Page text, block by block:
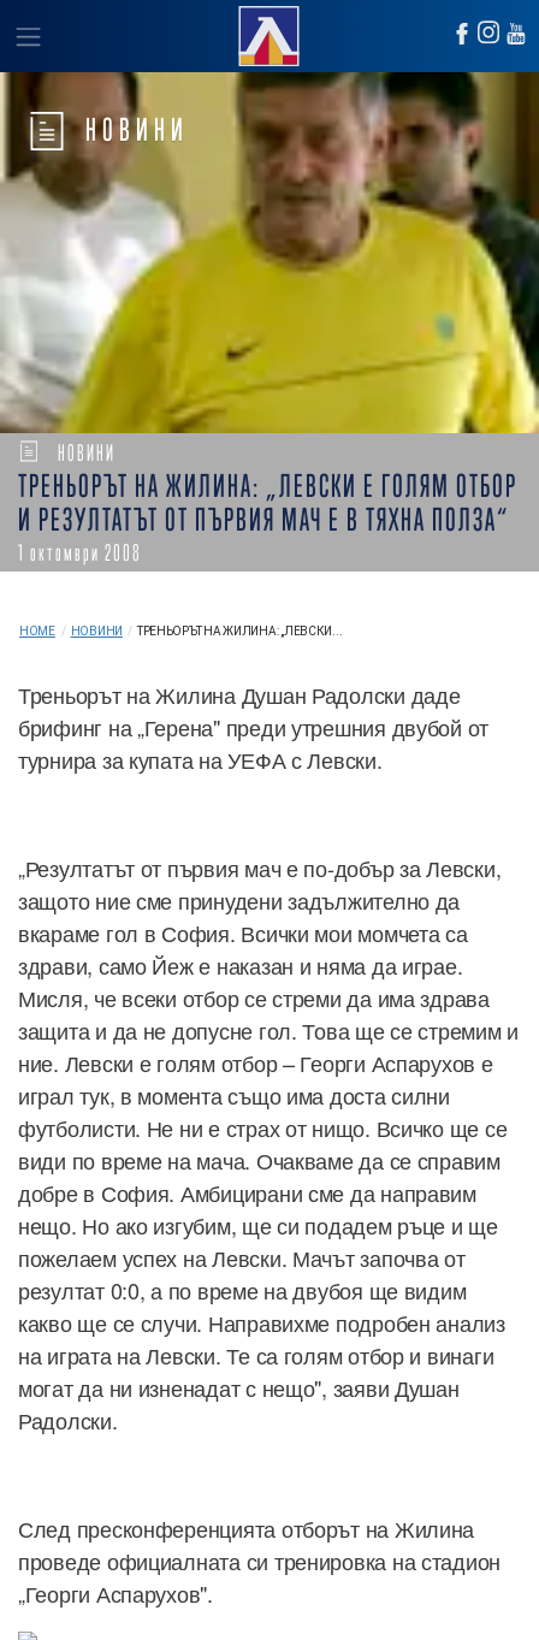
НОВИНИ
НОВИНИ
ТРЕНЬОРЪТ НА ЖИЛИНА: „ЛЕВСКИ Е ГОЛЯМ ОТБОР
И РЕЗУЛТАТЪТ ОТ ПЪРВИЯ МАЧ Е В ТЯХНА ПОЛЗА“
1 октомври 2008
HOME / НОВИНИ / ТРЕНЬОРЪТ НА ЖИЛИНА: „ЛЕВСКИ...
Треньорът на Жилина Душан Радолски даде
брифинг на „Герена" преди утрешния двубой от
турнира за купата на УЕФА с Левски.
„Резултатът от първия мач е по-добър за Левски,
защото ние сме принудени задължително да
вкараме гол в София. Всички мои момчета са
здрави, само Йеж е наказан и няма да играе.
Мисля, че всеки отбор се стреми да има здрава
защита и да не допусне гол. Това ще се стремим и
ние. Левски е голям отбор – Георги Аспарухов е
играл тук, в момента също има доста силни
футболисти. Не ни е страх от нищо. Всичко ще се
види по време на мача. Очакваме да се справим
добре в София. Амбицирани сме да направим
нещо. Но ако изгубим, ще си подадем ръце и ще
пожелаем успех на Левски. Мачът започва от
резултат 0:0, а по време на двубоя ще видим
какво ще се случи. Направихме подробен анализ
на играта на Левски. Те са голям отбор и винаги
могат да ни изненадат с нещо", заяви Душан
Радолски.
След пресконференцията отборът на Жилина
проведе официалната си тренировка на стадион
„Георги Аспарухов".